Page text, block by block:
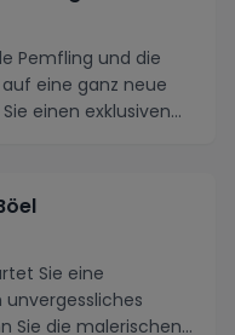
Pemfling und die
eine ganz neue
einen exklusiven
Sie eine
Sie die malerischen